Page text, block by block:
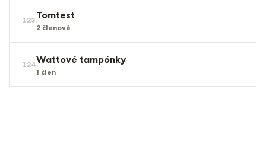
123.Tomtest
2 členové
124.Wattové tampónky
1 člen